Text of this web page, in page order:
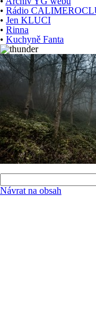
• Rádio
• Jen KLUCI
• Rinna
• Kuchyně Fanta
Návrat na obsah